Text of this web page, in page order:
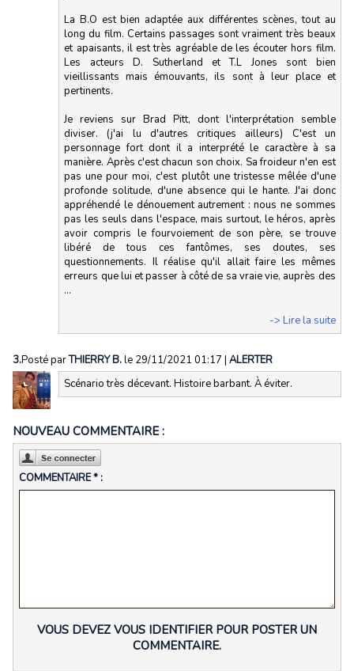
La B.O est bien adaptée aux différentes scènes, tout au
long du film. Certains passages sont vraiment très beaux
et apaisants, il est très agréable de les écouter hors film.
Les acteurs D. Sutherland et T.L Jones sont bien
vieillissants mais émouvants, ils sont à leur place et
pertinents.
Je reviens sur Brad Pitt, dont l'interprétation semble
diviser. (j'ai lu d'autres critiques ailleurs) C'est un
personnage fort dont il a interprété le caractère à sa
manière. Après c'est chacun son choix. Sa froideur n'en est
pas une pour moi, c'est plutôt une tristesse mêlée d'une
profonde solitude, d'une absence qui le hante. J'ai donc
appréhendé le dénouement autrement : nous ne sommes
pas les seuls dans l'espace, mais surtout, le héros, après
avoir compris le fourvoiement de son père, se trouve
libéré de tous ces fantômes, ses doutes, ses
questionnements. Il réalise qu'il allait faire les mêmes
erreurs que lui et passer à côté de sa vraie vie, auprès des
...
-> Lire la suite
3.Posté parTHIERRY B.le 29/11/2021 01:17 | ALERTER
Scénario très décevant. Histoire barbant. À éviter.
NOUVEAU COMMENTAIRE :
COMMENTAIRE * :
VOUS DEVEZ VOUS IDENTIFIER POUR POSTER UN
COMMENTAIRE.